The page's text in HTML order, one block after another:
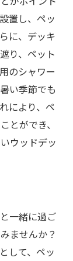
置し、ペッ
に、デッキ
り、ペット
のシャワー
い季節でも
により、ペ
とができ、
ウッドデッ
一緒に過ご
ませんか？
して、ペッ